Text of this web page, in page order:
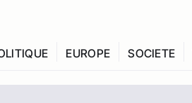
EUROPE SOCIETE